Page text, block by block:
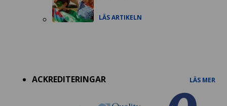
LÄS ARTIKELN
ACKREDITERINGAR
LÄS MER